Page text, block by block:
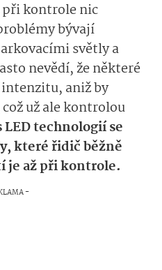
kontrole nic
bývají
světly a
nevědí, že některé
aniž by
už ale kontrolou
LED technologií se
které řidič běžně
je až při kontrole.